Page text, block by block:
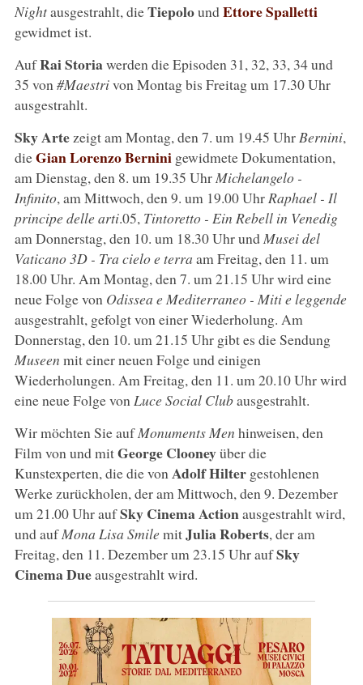
Nightausgestrahlt, dieTiepoloundEttore Spalletti
gewidmet ist.
AufRai Storiawerden die Episoden 31, 32, 33, 34 und
35 von #Maestrivon Montag bis Freitag um 17.30 Uhr
ausgestrahlt.
Sky Artezeigt am Montag, den 7. um 19.45 Uhr Bernini,
dieGian Lorenzo Bernini gewidmete Dokumentation,
am Dienstag, den 8. um 19.35 Uhr Michelangelo -
Infinito, am Mittwoch, den 9. um 19.00 Uhr Raphael - Il
principe delle arti.05, Tintoretto - Ein Rebell in Venedig
am Donnerstag, den 10. um 18.30 Uhr und Musei del
Vaticano 3D - Tra cielo e terra am Freitag, den 11. um
18.00 Uhr. Am Montag, den 7. um 21.15 Uhr wird eine
neue Folge von Odissea e Mediterraneo - Miti e leggende
ausgestrahlt, gefolgt von einer Wiederholung. Am
Donnerstag, den 10. um 21.15 Uhr gibt es die Sendung
Museen mit einer neuen Folge und einigen
Wiederholungen. Am Freitag, den 11. um 20.10 Uhr wird
eine neue Folge von Luce Social Clubausgestrahlt.
Wir möchten Sie aufMonuments Men hinweisen, den
Film von und mitGeorge Clooneyüber die
Kunstexperten, die die von Adolf Hiltergestohlenen
Werke zurückholen, der am Mittwoch, den 9. Dezember
um 21.00 Uhr aufSky Cinema Actionausgestrahlt wird,
und aufMona Lisa SmilemitJulia Roberts, der am
Freitag, den 11. Dezember um 23.15 Uhr aufSky
Cinema Dueausgestrahlt wird.